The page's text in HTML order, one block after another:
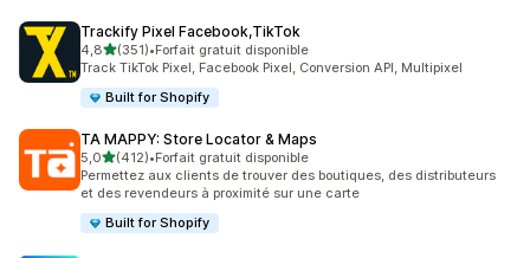
Trackify Pixel Facebook,TikTok
4,8étoile(s) sur 5
(351)
351 avis au total
•Forfait gratuit disponible
Track TikTok Pixel, Facebook Pixel, Conversion API, Multipixel
Built for Shopify
TA MAPPY: Store Locator & Maps
5,0étoile(s) sur 5
(412)
412 avis au total
•Forfait gratuit disponible
Permettez aux clients de trouver des boutiques, des distributeurs
et des revendeurs à proximité sur une carte
Built for Shopify